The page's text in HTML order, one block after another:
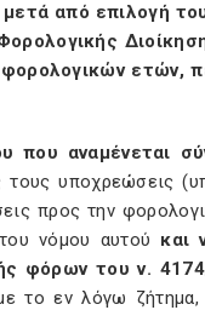
από επιλογή
ετών,
που αναμένεται
τους υποχρεώσεις
προς την
νόμου αυτού και
φόρων του ν.
το εν λόγω